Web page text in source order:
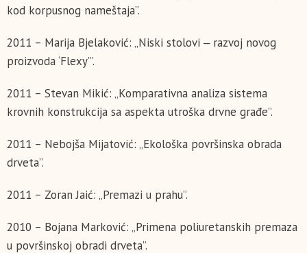
kod korpusnog nameštaja”.
2011 – Marija Bjelaković: „Niski stolovi ‒ razvoj novog
proizvoda ‘Flexy’”.
2011 – Stevan Mikić: „Komparativna analiza sistema
krovnih konstrukcija sa aspekta utroška drvne građe”.
2011 – Nebojša Mijatović: „Ekološka površinska obrada
drveta”.
2011 – Zoran Jaić: „Premazi u prahu”.
2010 – Bojana Marković: „Primena poliuretanskih premaza
u površinskoj obradi drveta”.